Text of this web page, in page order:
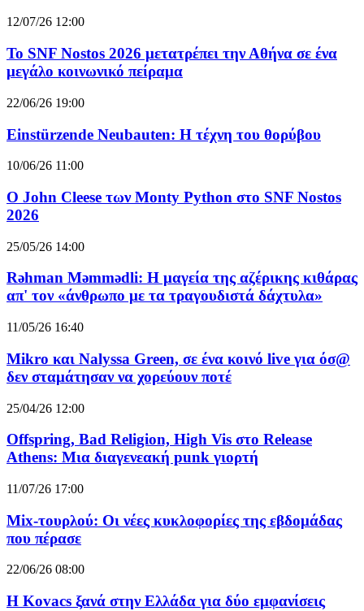
12/07/26 12:00
Το SNF Nostos 2026 μετατρέπει την Αθήνα σε ένα
μεγάλο κοινωνικό πείραμα
22/06/26 19:00
Einstürzende Neubauten: Η τέχνη του θορύβου
10/06/26 11:00
O John Cleese των Monty Python στο SNF Nostos
2026
25/05/26 14:00
Rəhman Məmmədli: Η μαγεία της αζέρικης κιθάρας
απ' τον «άνθρωπο με τα τραγουδιστά δάχτυλα»
11/05/26 16:40
Mikro και Nalyssa Green, σε ένα κοινό live για όσ@
δεν σταμάτησαν να χορεύουν ποτέ
25/04/26 12:00
Offspring, Bad Religion, High Vis στο Release
Athens: Μια διαγενεακή punk γιορτή
11/07/26 17:00
Mix-τουρλού: Οι νέες κυκλοφορίες της εβδομάδας
που πέρασε
22/06/26 08:00
Η Kovacs ξανά στην Ελλάδα για δύο εμφανίσεις